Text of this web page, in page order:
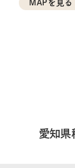
MAPを見る
愛知県